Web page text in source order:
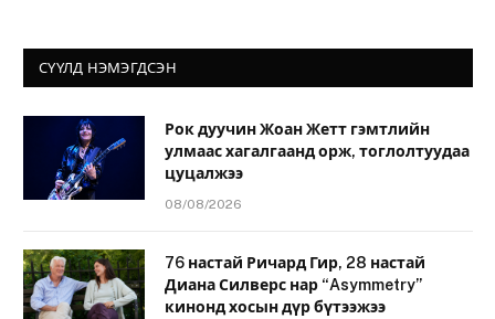
СҮҮЛД НЭМЭГДСЭН
Рок дуучин Жоан Жетт гэмтлийн
улмаас хагалгаанд орж, тоглолтуудаа
цуцалжээ
08/08/2026
76 настай Ричард Гир, 28 настай
Диана Силверс нар “Asymmetry”
кинонд хосын дүр бүтээжээ